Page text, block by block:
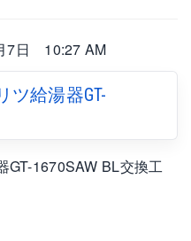
7日 10:27 AM
ツ給湯器GT-
GT-1670SAW BL交換工